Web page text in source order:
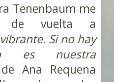
Tenenbaum me
de vuelta a
Si no hay
es nuestra
Ana Requena